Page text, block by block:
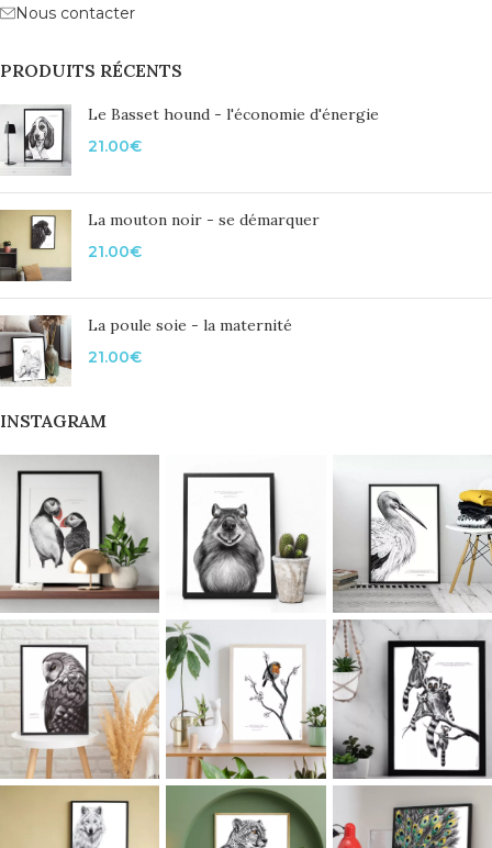
Nous contacter
PRODUITS RÉCENTS
Le Basset hound - l'économie d'énergie
21.00€
La mouton noir - se démarquer
21.00€
La poule soie - la maternité
21.00€
INSTAGRAM